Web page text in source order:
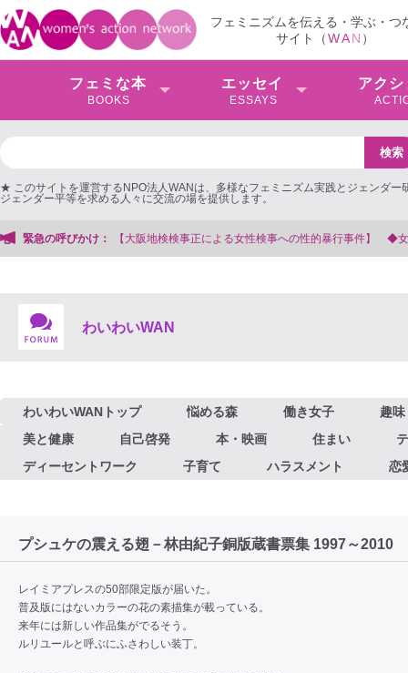
フェミニズムを伝える・学ぶ・つ
サイト（WAN ）
フェミな本
BOOKS
エッセイ
ESSAYS
アクシ
★ このサイトを運営するNPO法人WANは、多様なフェミニズム実践とジェンダー
ジェンダー平等を求める人々に交流の場を提供します。
緊急の呼びかけ：
大阪地検検事正による女性検事への性的暴行事件】 ◆女性検事を支援する会事
わいわいWAN
わいわいWANトップ 悩める森 働き女子
趣味
美と健康
自己啓発 本・映画 住まい
ディーセントワーク
子育て ハラスメント 恋
プシュケの震える翅－林由紀子銅版蔵書票集 1997～2010
レイミアプレスの50部限定版が届いた。
普及版にはないカラーの花の素描集が載っている。
来年には新しい作品集がでるそう。
ルリユールと呼ぶにふさわしい装丁。